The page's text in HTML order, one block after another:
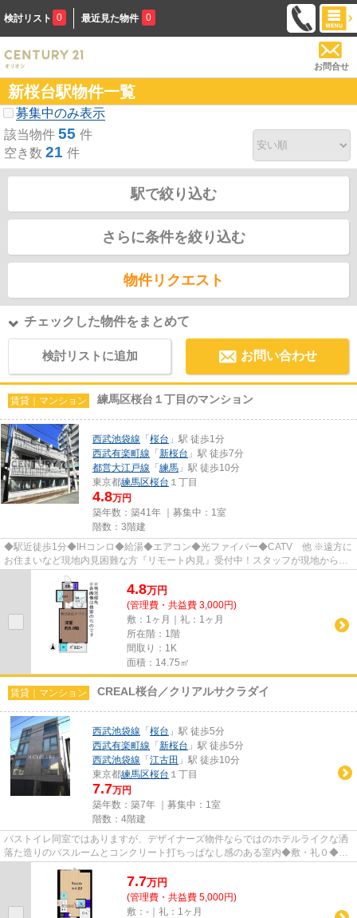
検討リスト 0 最近見た物件 0
お問合せ
新桜台駅物件一覧
募集中のみ表示
該当物件 55 件
空き数 21 件
駅で絞り込む
さらに条件を絞り込む
物件リクエスト
チェックした物件をまとめて
検討リストに追加 お問い合わせ
賃貸｜マンション 練馬区桜台１丁目のマンション
西武池袋線 「 桜台 」駅 徒歩1分
西武有楽町線 「 新桜台 」駅 徒歩7分
都営大江戸線 「 練馬 」駅 徒歩10分
東京都練馬区桜台 １丁目
4.8万円
築年数：築41年 ｜募集中： 1室
階数：3階建
◆駅近徒歩1分◆IHコンロ◆給湯◆エアコン◆光ファイバー◆CATV 他 ※遠方に
お住まいなど現地内見困難な方『リモート内見』受付中！スタッフが現地からリ
アルタイムでお部屋の実況をします。...
4.8万円
(管理費・共益費 3,000円)
敷：1ヶ月｜礼：1ヶ月
所在階：1階
間取り：1K
面積：14.75㎡
賃貸｜マンション CREAL桜台／クリアルサクラダイ
西武池袋線 「 桜台 」駅 徒歩5分
西武有楽町線 「 新桜台 」駅 徒歩5分
西武池袋線 「 江古田 」駅 徒歩10分
東京都練馬区桜台 １丁目
7.7万円
築年数：築7年 ｜募集中： 1室
階数：4階建
バストイレ同室ではありますが、デザイナーズ物件ならではのホテルライクな洒
落た造りのバスルームとコンクリート打ちっぱなし感のある室内◆敷・礼０◆イ
ンターネット無料◆浴室乾燥◆独...
7.7万円
(管理費・共益費 5,000円)
敷：-｜礼：1ヶ月